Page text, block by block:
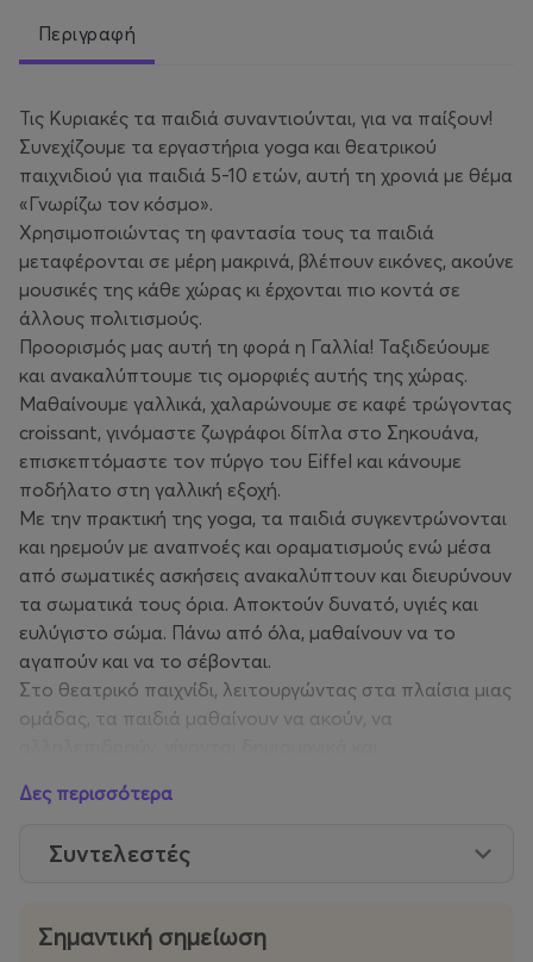
Περιγραφή
Τις Κυριακές τα παιδιά συναντιούνται, για να παίξουν!
Συνεχίζουμε τα εργαστήρια yoga και θεατρικού
παιχνιδιού για παιδιά 5-10 ετών, αυτή τη χρονιά με θέμα
«Γνωρίζω τον κόσμο».
Χρησιμοποιώντας τη φαντασία τους τα παιδιά
μεταφέρονται σε μέρη μακρινά, βλέπουν εικόνες, ακούνε
μουσικές της κάθε χώρας κι έρχονται πιο κοντά σε
άλλους πολιτισμούς.
Προορισμός μας αυτή τη φορά η Γαλλία! Ταξιδεύουμε
και ανακαλύπτουμε τις ομορφιές αυτής της χώρας.
Μαθαίνουμε γαλλικά, χαλαρώνουμε σε καφέ τρώγοντας
croissant, γινόμαστε ζωγράφοι δίπλα στο Σηκουάνα,
επισκεπτόμαστε τον πύργο του Eiffel και κάνουμε
ποδήλατο στη γαλλική εξοχή.
Με την πρακτική της yoga, τα παιδιά συγκεντρώνονται
και ηρεμούν με αναπνοές και οραματισμούς ενώ μέσα
από σωματικές ασκήσεις ανακαλύπτουν και διευρύνουν
τα σωματικά τους όρια. Αποκτούν δυνατό, υγιές και
ευλύγιστο σώμα. Πάνω από όλα, μαθαίνουν να το
αγαπούν και να το σέβονται.
Στο θεατρικό παιχνίδι, λειτουργώντας στα πλαίσια μιας
ομάδας, τα παιδιά μαθαίνουν να ακούν, να
κάθε ιστορίας.
yoga, ηθοποιός) - Έλενα Τζώρτζη (εκπαιδευτικός
Πότε: Κυριακή 23 Νοεμβρίου 11.00-12.30
Δες περισσότερα
Συντελεστές
Σημαντική σημείωση